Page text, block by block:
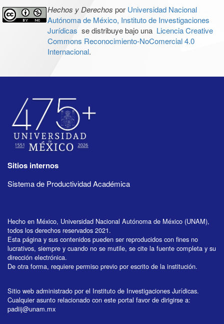
Hechos y Derechos por Universidad Nacional
Autónoma de México, Instituto de Investigaciones
Jurídicas se distribuye bajo una Licencia Creative
Commons Reconocimiento-NoComercial 4.0
Internacional.
Sitios internos
Sistema de Productividad Académica
Hecho en México, Universidad Nacional Autónoma de México (UNAM),
todos los derechos reservados 2021.
Esta página y sus contenidos pueden ser reproducidos con fines no
lucrativos, siempre y cuando no se mutile, se cite la fuente completa y su
dirección electrónica.
De otra forma, requiere permiso previo por escrito de la institución.
Sitio web administrado por el Instituto de Investigaciones Jurídicas.
Cualquier asunto relacionado con este portal favor de dirigirse a:
padiij@unam.mx